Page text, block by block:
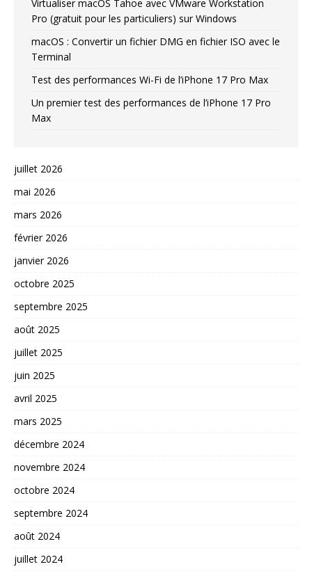
Virtualiser macOS Tahoe avec VMware Workstation
Pro (gratuit pour les particuliers) sur Windows
macOS : Convertir un fichier DMG en fichier ISO avec le
Terminal
Test des performances Wi-Fi de l’iPhone 17 Pro Max
Un premier test des performances de l’iPhone 17 Pro
Max
juillet 2026
mai 2026
mars 2026
février 2026
janvier 2026
octobre 2025
septembre 2025
août 2025
juillet 2025
juin 2025
avril 2025
mars 2025
décembre 2024
novembre 2024
octobre 2024
septembre 2024
août 2024
juillet 2024